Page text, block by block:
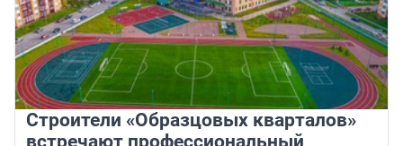
Строители «Образцовых кварталов»
встречают профессиональный